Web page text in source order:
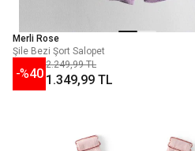
Merli Rose
Şile Bezi Şort Salopet
-%40
2.249,99 TL
1.349,99 TL